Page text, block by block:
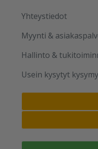
Yhteystiedot
Myynti &
Hallinto &
Usein kysytyt